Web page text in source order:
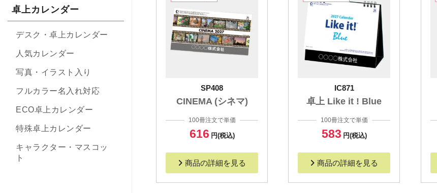
SP408
CINEMA (シネマ)
100冊注文で単価
616 円(税込)
商品の詳細を見る
IC871
卓上 Like it ! Blue
100冊注文で単価
583 円(税込)
商品の詳細を見る
卓上カレンダー
デスク・卓上カレンダー
人気カレンダー
写真・イラスト入り
フルカラー名入れ対応
ECO卓上カレンダー
特殊卓上カレンダー
キャラクター・マスコッ
ト